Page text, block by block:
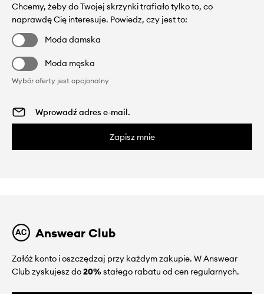
Chcemy, żeby do Twojej skrzynki trafiało tylko to, co
naprawdę Cię interesuje. Powiedz, czy jest to:
Moda damska
Moda męska
Wybór oferty jest opcjonalny
Zapisz mnie
Answear Club
Załóż konto i oszczędzaj przy każdym zakupie. W Answear
Club zyskujesz do20%stałego rabatu od cen regularnych.